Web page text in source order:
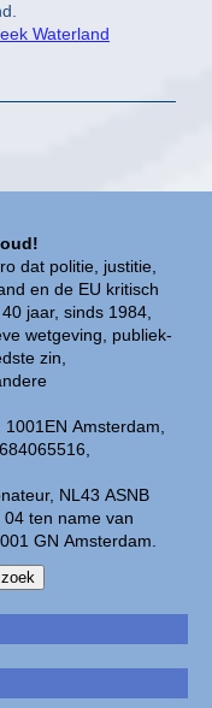
dat politie, justitie,
en de EU kritisch
jaar, sinds 1984,
wetgeving, publiek-
zin,
Amsterdam,
NL43 ASNB
ten name van
GN Amsterdam.
Waterland